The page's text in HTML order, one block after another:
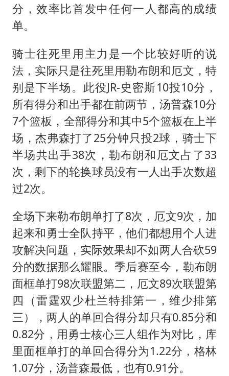
分，效率比首发中任何一人都高的成绩
单。
骑士往死里用主力是一个比较好听的说
法，实际只是往死里用勒布朗和厄文，特
别是下半场。此役JR-史密斯10投10分，
所有得分和出手都在前两节，汤普森10分
7个篮板，全部得分和其中5个篮板在上半
场，杰弗森打了25分钟只投2球，骑士下
半场共出手38次，勒布朗和厄文占了33
次，剩下的轮换球员没有一人出手次数超
过2次。
全场下来勒布朗单打了8次，厄文9次，加
起来和勇士全队持平，他们都想用个人进
攻解决问题，实际效果却不如两人合砍59
分的数据那么耀眼。季后赛至今，勒布朗
面框单打98次联盟第二，厄文89次联盟第
四（雷霆双少杜兰特排第一，维少排第
三），两人的单回合得分却只有0.85分和
0.82分，用勇士核心三人组作为对比，库
里面框单打的单回合得分为1.22分，格林
1.07分，汤普森最低，也有0.91分。